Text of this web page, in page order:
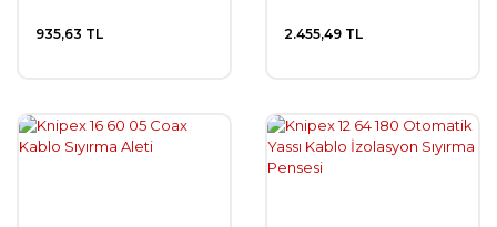
935,63 TL 2.455,49 TL